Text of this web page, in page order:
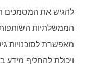
מאפשרת לסוכנויות
ויכולת להחליף